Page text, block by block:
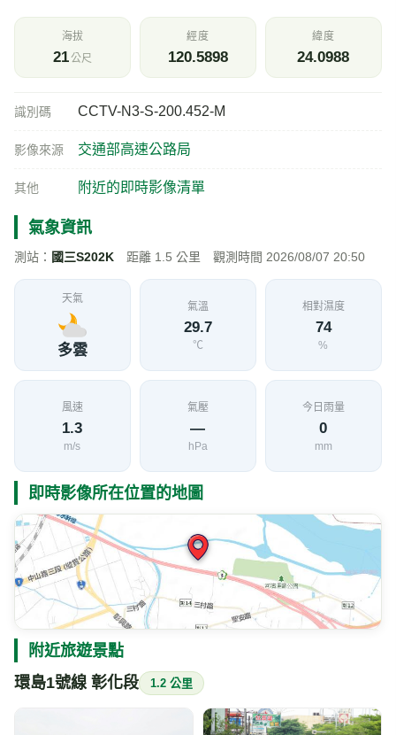
海拔
21公尺
經度
120.5898
緯度
24.0988
識別碼 CCTV-N3-S-200.452-M
影像來源 交通部高速公路局
其他 附近的即時影像清單
氣象資訊
測站： 國三S202K 距離 1.5 公里 觀測時間 2026/08/07 20:50
天氣
多雲
氣溫
29.7
℃
相對濕度
74
%
風速
1.3
m/s
氣壓
—
hPa
今日雨量
0
mm
即時影像所在位置的地圖
附近旅遊景點
環島1號線 彰化段 1.2 公里